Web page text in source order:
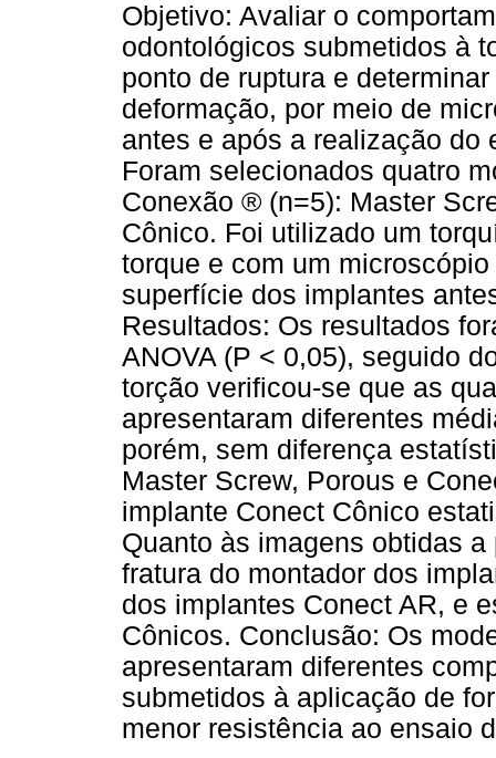
Objetivo: Avaliar o
odontológicos submetidos à
ponto de ruptura e
deformação, por meio de
antes e após a realização do
Foram selecionados quatro
Conexão ® (n=5): Master
Cônico. Foi utilizado um
torque e com um
superfície dos implantes
Resultados: Os resultados
ANOVA (P < 0,05), seguido
torção verificou-se que as
apresentaram diferentes
porém, sem diferença
Master Screw, Porous e
implante Conect Cônico
Quanto às imagens obtidas
fratura do montador dos
dos implantes Conect AR, e
Cônicos. Conclusão: Os
apresentaram diferentes
submetidos à aplicação de
menor resistência ao ensaio